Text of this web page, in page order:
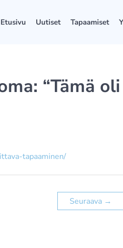
Etusivu Uutiset Tapaamiset
“Tämä oli
tapaaminen/
Seuraava →